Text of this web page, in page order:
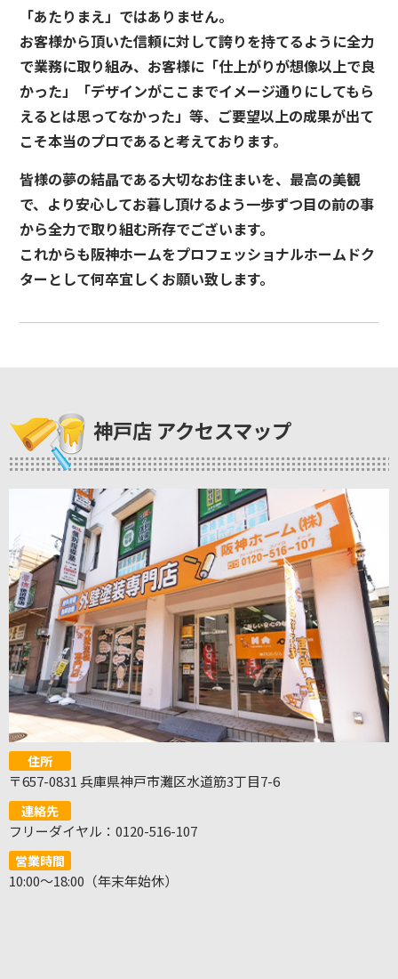
「あたりまえ」ではありません。
お客様から頂いた信頼に対して誇りを持てるように全力
で業務に取り組み、お客様に「仕上がりが想像以上で良
かった」「デザインがここまでイメージ通りにしてもら
えるとは思ってなかった」等、ご要望以上の成果が出て
こそ本当のプロであると考えております。
皆様の夢の結晶である大切なお住まいを、最高の美観
で、より安心してお暮し頂けるよう一歩ずつ目の前の事
から全力で取り組む所存でございます。
これからも阪神ホームをプロフェッショナルホームドク
ターとして何卒宜しくお願い致します。
神戸店 アクセスマップ
住所
〒657-0831 兵庫県神戸市灘区水道筋3丁目7-6
連絡先
フリーダイヤル：0120-516-107
営業時間
10:00～18:00（年末年始休）